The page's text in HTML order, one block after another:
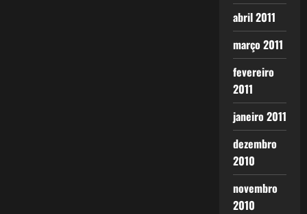
abril 2011
março 2011
fevereiro
2011
janeiro 2011
dezembro
2010
novembro
2010